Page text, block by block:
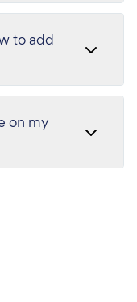
to add
on my